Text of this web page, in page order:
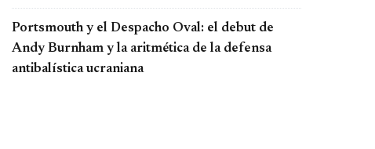
Portsmouth y el Despacho Oval: el debut de
Andy Burnham y la aritmética de la defensa
antibalística ucraniana